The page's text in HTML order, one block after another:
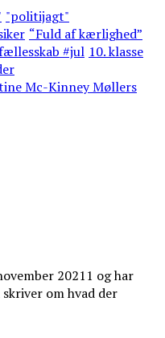
"politijagt"
“Fuld af kærlighed”
#jul 10. klasse
Mc-Kinney Møllers
20211 og har
om hvad der